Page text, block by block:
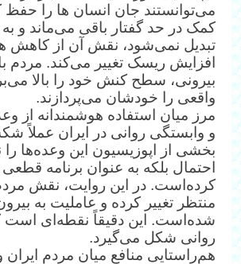
می‌توانستند جان انسان‌ ها را حفظ
کمک در حد گفتار باقی می‌ماند و
تبدیل نمی‌شود، نقش آن از کاهش
افزایش ریسک تغییر می‌کند. مردم
بیرونی، سطح کنش خود را بالا
واقعی را خودشان می‌پردازند.
مرز میان استفاده هوشمندانه از
و وابستگی روانی در ایران عملاً
بخشی از اپوزیسیون این وعده‌ها را
احتمال بلکه به عنوان برنامه
کرده‌است. در این روایت، نقش
منتظر تغییر کرده و عاملیت به
شده‌است. این دقیقاً نقطه‌ای است
روانی شکل می‌گیرد.
هم‌راستایی منافع میان مردم ایران